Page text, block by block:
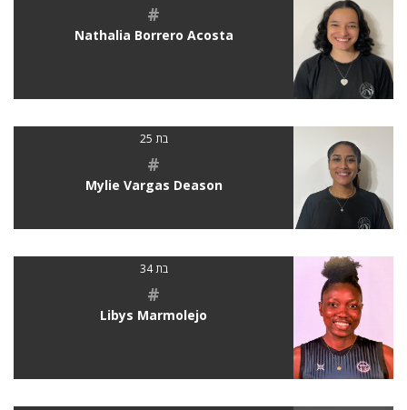
#
Nathalia Borrero Acosta
בת 25
#
Mylie Vargas Deason
בת 34
#
Libys Marmolejo